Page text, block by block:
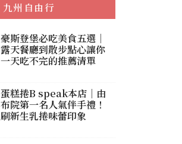
九州自由行
豪斯登堡必吃美食五選｜
露天餐廳到散步點心讓你
一天吃不完的推薦清單
蛋糕捲B speak本店｜由
布院第一名人氣伴手禮！
刷新生乳捲味蕾印象